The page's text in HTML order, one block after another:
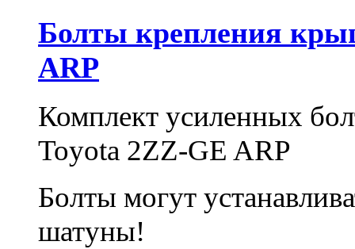
Болты крепления
ARP
Комплект усиленных
Toyota 2ZZ-GE ARP
Болты могут
шатуны!